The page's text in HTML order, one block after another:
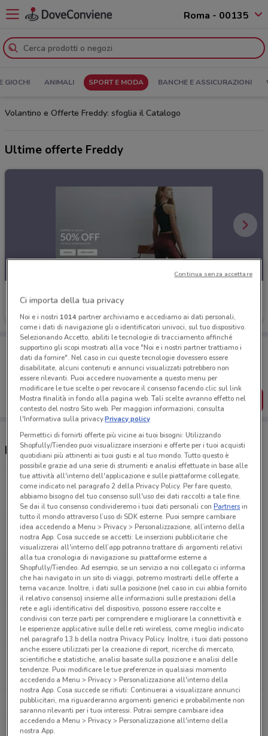
Roma - 00135
GIOCHI ANIMALI SPORT E MODA BANCHE E ASSICURAZIONI
Volantino e Offerte Freddy: sfoglia il Catalogo
Ultime offerte Freddy
Freddy
Scade il 22/09
Porta DoveConviene sempre con te!
Puoi trovare le migliori offerte dei negozi vicino a te,
salvarle e creare la tua lista del risparmio, comodamente
dal tuo cellulare.
SCARICA L’APP
Negozi Freddy nelle vicinanze
Via Fracassini, 62 Roma
1.6 km
Via Cesare Fracassini, 60 Roma
1.6 km
P. Le Applo, 7 Roma
1.6 km
Via Cogoleto, 97 Roma
2.7 km
Via Germanico, 136 Roma
2.8 km
Tutti i negozi Freddy
Ci importa della tua privacy
Noi e i nostri 1014partner archiviamo e accediamo ai dati personali,
come i dati di navigazione gli o identificatori univoci, sul tuo dispositivo.
Selezionando Accetto, abiliti le tecnologie di tracciamento affinché
supportino gli scopi mostrati alla voce "Noi e i nostri partner trattiamo i
dati da fornire". Nel caso in cui queste tecnologie dovessero essere
disabilitate, alcuni contenuti e annunci visualizzati potrebbero non
essere rilevanti. Puoi accedere nuovamente a questo menu per
modificare le tue scelte o per revocare il consenso facendo clic sul link
Mostra finalità in fondo alla pagina web. Tali scelte avranno effetto nel
contesto del nostro Sito web. Per maggiori informazioni, consulta
l'Informativa sulla privacy.Privacy policy
Permettici di fornirti offerte più vicine ai tuoi bisogni: Utilizzando
Shopfully/Tiendeo puoi visualizzare inserzioni e offerte per i tuoi acquisti
quotidiani più attinenti ai tuoi gusti e al tuo mondo. Tutto questo è
possibile grazie ad una serie di strumenti e analisi effettuate in base alle
tue attività all'interno dell'applicazione e sulle piattaforme collegate,
come indicato nel paragrafo 2 della Privacy Policy. Per fare questo,
abbiamo bisogno del tuo consenso sull'uso dei dati raccolti a tale fine.
Se dai il tuo consenso condivideremo i tuoi dati personali conPartnersin
tutto il mondo attraverso l’uso di SDK esterne. Puoi sempre cambiare
idea accedendo a Menu > Privacy > Personalizzazione, all’interno della
nostra App. Cosa succede se accetti: Le inserzioni pubblicitarie che
visualizzerai all'interno dell’app potranno trattare di argomenti relativi
alla tua cronologia di navigazione su piattaforme esterne a
Shopfully/Tiendeo. Ad esempio, se un servizio a noi collegato ci informa
che hai navigato in un sito di viaggi, potremo mostrarti delle offerte a
tema vacanze. Inoltre, i dati sulla posizione (nel caso in cui abbia fornito
il relativo consenso) insieme alle informazioni sulle prestazioni della
rete e agli identificativi del dispositivo, possono essere raccolte e
condivisi con terze parti per comprendere e migliorare la connettività e
le esperienze applicative sulle delle reti wireless, come meglio indicato
nel paragrafo 13.b della nostra Privacy Policy. Inoltre, i tuoi dati possono
anche essere utilizzati per la creazione di report, ricerche di mercato,
scientifiche e statistiche, analisi basate sulla posizione e analisi delle
tendenze. Puoi modificare le tue preferenze in qualsiasi momento
accedendo a Menu > Privacy > Personalizzazione all'interno della
nostra App. Cosa succede se rifiuti: Continuerai a visualizzare annunci
pubblicitari, ma riguarderanno argomenti generici e probabilmente non
saranno rilevanti per i tuoi interessi. Potrai sempre cambiare idea
accedendo a Menu > Privacy > Personalizzazione all'interno della
nostra App.
Continua senza accettare